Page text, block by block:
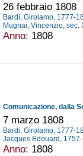
26 febbraio 1808
Bardi, Girolamo, 1777-
Mugnai, Vincenzio, sec.
Anno: 1808
7 marzo 1808
Bardi, Girolamo, 1777-
Jacques Edouard,
Anno: 1808